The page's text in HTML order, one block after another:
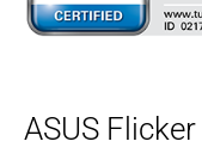
ASUS